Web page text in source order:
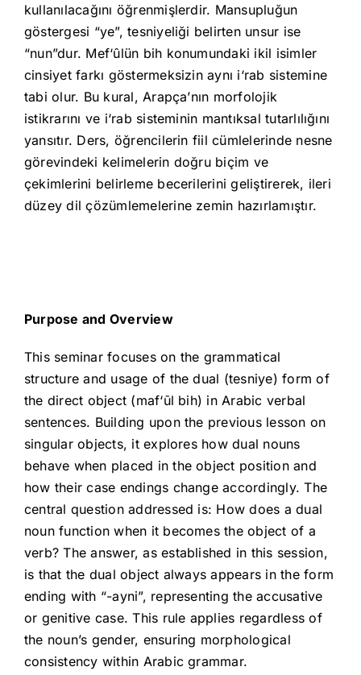
kullanılacağını öğrenmişlerdir. Mansupluğun
göstergesi “ye”, tesniyeliği belirten unsur ise
“nun”dur. Mef‘ûlün bih konumundaki ikil isimler
cinsiyet farkı göstermeksizin aynı i‘rab sistemine
tabi olur. Bu kural, Arapça’nın morfolojik
istikrarını ve i‘rab sisteminin mantıksal tutarlılığını
yansıtır. Ders, öğrencilerin fiil cümlelerinde nesne
görevindeki kelimelerin doğru biçim ve
çekimlerini belirleme becerilerini geliştirerek, ileri
düzey dil çözümlemelerine zemin hazırlamıştır.
Purpose and Overview
This seminar focuses on the grammatical
structure and usage of the dual (tesniye) form of
the direct object (maf‘ūl bih) in Arabic verbal
sentences. Building upon the previous lesson on
singular objects, it explores how dual nouns
behave when placed in the object position and
how their case endings change accordingly. The
central question addressed is: How does a dual
noun function when it becomes the object of a
verb? The answer, as established in this session,
is that the dual object always appears in the form
ending with “-ayni”, representing the accusative
or genitive case. This rule applies regardless of
the noun’s gender, ensuring morphological
consistency within Arabic grammar.